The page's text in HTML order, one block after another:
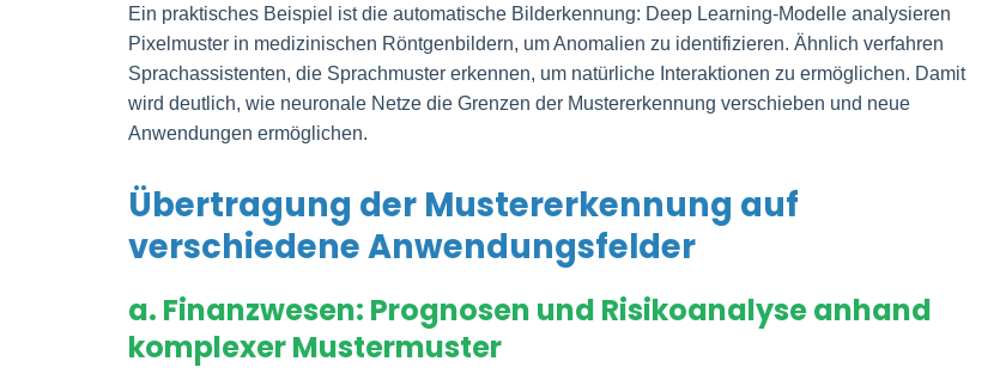
Ein praktisches Beispiel ist die automatische Bilderkennung: Deep Learning-Modelle analysieren
Pixelmuster in medizinischen Röntgenbildern, um Anomalien zu identifizieren. Ähnlich verfahren
Sprachassistenten, die Sprachmuster erkennen, um natürliche Interaktionen zu ermöglichen. Damit
wird deutlich, wie neuronale Netze die Grenzen der Mustererkennung verschieben und neue
Anwendungen ermöglichen.
Übertragung der Mustererkennung auf
verschiedene Anwendungsfelder
a. Finanzwesen: Prognosen und Risikoanalyse anhand
komplexer Mustermuster